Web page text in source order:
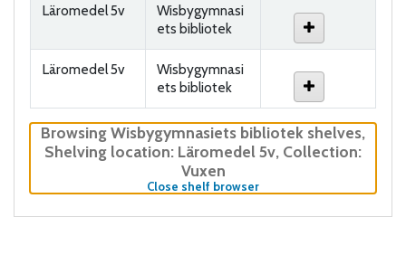
Läromedel 5v
Wisbygymnasi
ets bibliotek
Läromedel 5v
Wisbygymnasi
ets bibliotek
Browsing Wisbygymnasiets bibliotek shelves,
Shelving location: Läromedel 5v, Collection:
Vuxen
Close shelf browser(Hides shelf browser)